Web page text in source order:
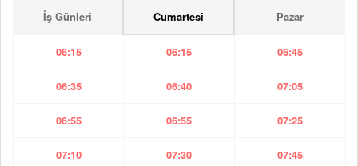
İş Günleri Cumartesi Pazar
06:15 06:15 06:45
06:35 06:40 07:05
06:55 06:55 07:25
07:10 07:30 07:45